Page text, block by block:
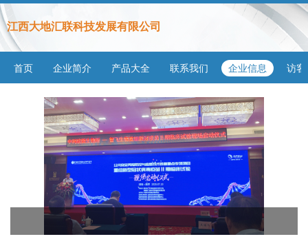
江西大地汇联科技发展有限公司
首页 企业简介 产品大全 联系我们 企业信息 访客